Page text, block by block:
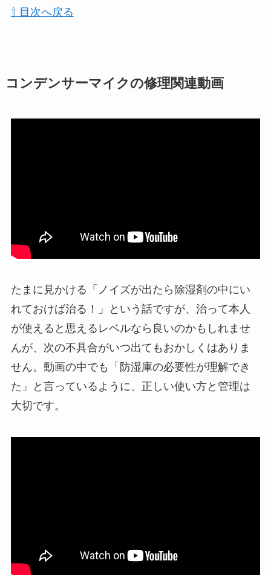
⇧ 目次へ戻る
コンデンサーマイクの修理関連動画
たまに見かける「ノイズが出たら除湿剤の中にい
れておけば治る！」という話ですが、治って本人
が使えると思えるレベルなら良いのかもしれませ
んが、次の不具合がいつ出てもおかしくはありま
せん。動画の中でも「防湿庫の必要性が理解でき
た」と言っているように、正しい使い方と管理は
大切です。